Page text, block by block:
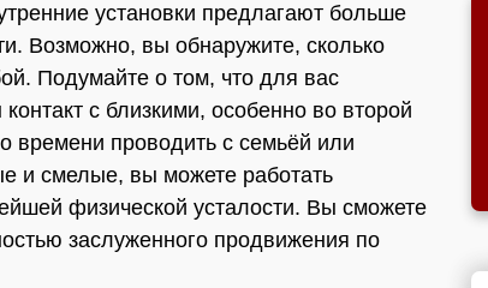
установки предлагают больше
Возможно, вы обнаружите, сколько
Подумайте о том, что для вас
с близкими, особенно во второй
времени проводить с семьёй или
и смелые, вы можете работать
физической усталости. Вы сможете
заслуженного продвижения по